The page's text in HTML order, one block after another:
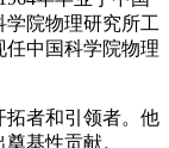
院物理研究所工
任中国科学院物理
拓者和引领者。他
基性贡献。